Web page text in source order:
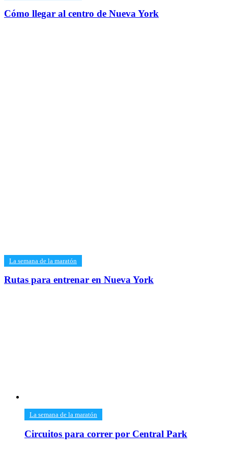
Cómo llegar al centro de Nueva York
​La semana de la maratón
Rutas para entrenar en Nueva York
​La semana de la maratón
Circuitos para correr por Central Park